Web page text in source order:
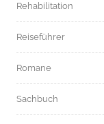
Rehabilitation
Reiseführer
Romane
Sachbuch